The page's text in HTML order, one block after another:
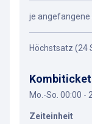
je angefangene
Höchstsatz (24
Mo.-So. 00:00 -
Zeiteinheit